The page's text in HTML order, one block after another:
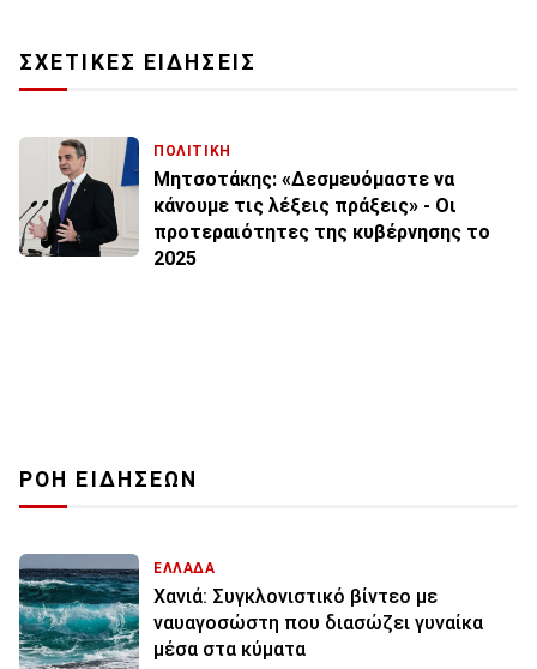
ΣΧΕΤΙΚΕΣ ΕΙΔΗΣΕΙΣ
ΠΟΛΙΤΙΚΗ
Μητσοτάκης: «Δεσμευόμαστε να
κάνουμε τις λέξεις πράξεις» - Οι
προτεραιότητες της κυβέρνησης το
2025
ΡΟΗ ΕΙΔΗΣΕΩΝ
ΕΛΛΑΔΑ
Χανιά: Συγκλονιστικό βίντεο με
ναυαγοσώστη που διασώζει γυναίκα
μέσα στα κύματα